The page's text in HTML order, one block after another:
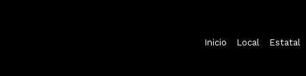
Inicio Local Estatal